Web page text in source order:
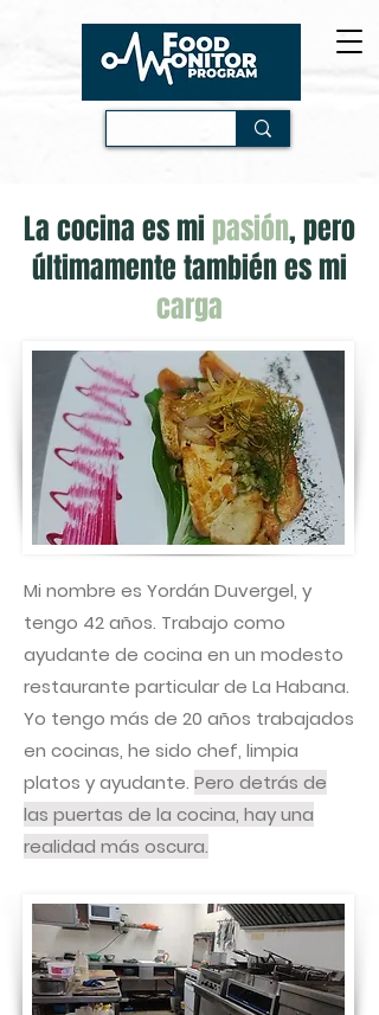
La cocina es mi pasión, pero
últimamente también es mi
carga
Mi nombre es Yordán Duvergel, y
tengo 42 años. Trabajo como
ayudante de cocina en un modesto
restaurante particular de La Habana.
Yo tengo más de 20 años trabajados
en cocinas, he sido chef, limpia
platos y ayudante. Pero detrás de
las puertas de la cocina, hay una
realidad más oscura.